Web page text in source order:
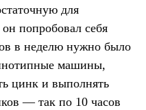
для
попробовал себя
в неделю нужно было
машины,
цинк и выполнять
— так по 10 часов